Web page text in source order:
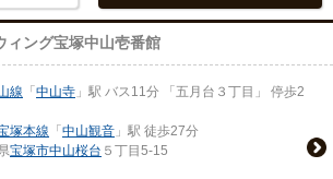
ィング宝塚中山壱番館
線 「 中山寺 」駅 バス11分 「五月台３丁目」 停歩2
塚本線 「 中山観音 」駅 徒歩27分
宝塚市中山桜台 ５丁目5-15